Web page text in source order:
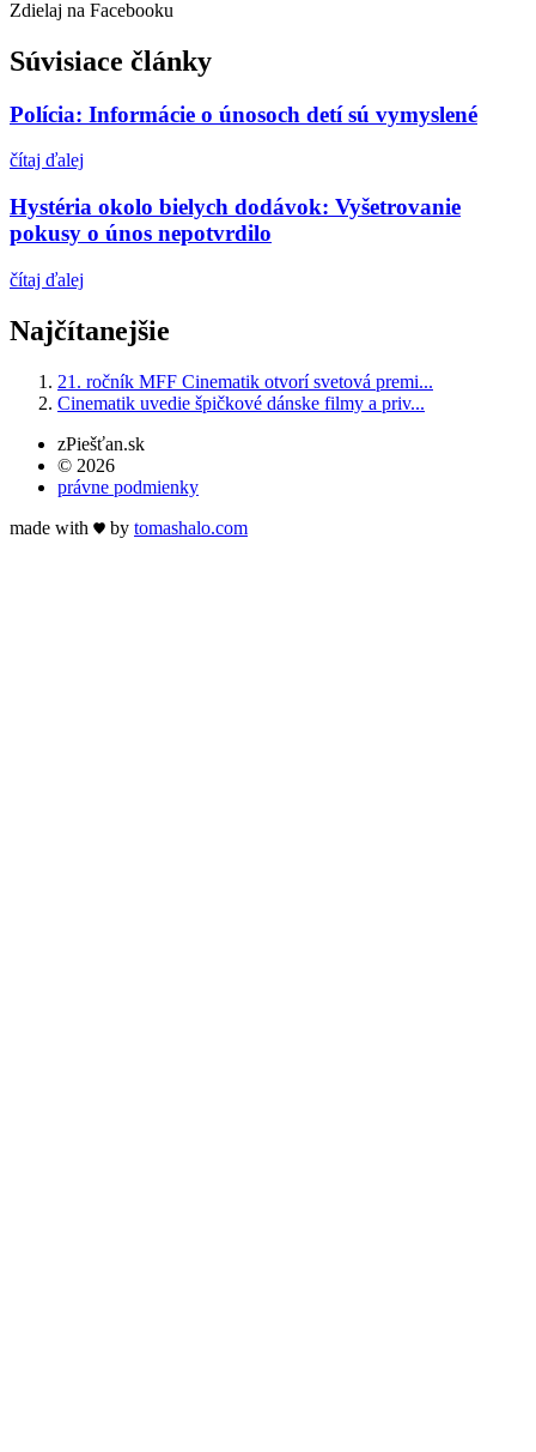
Zdielaj na Facebooku
Súvisiace články
Polícia: Informácie o únosoch detí sú vymyslené
čítaj ďalej
Hystéria okolo bielych dodávok: Vyšetrovanie
pokusy o únos nepotvrdilo
čítaj ďalej
Najčítanejšie
21. ročník MFF Cinematik otvorí svetová premi...
Cinematik uvedie špičkové dánske filmy a priv...
zPiešťan.sk
© 2026
právne podmienky
made with
by tomashalo.com